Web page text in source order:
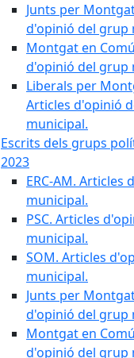
Junts per
d'opinió del grup
Montgat en
d'opinió del grup
Liberals per
Articles d'opinió
municipal.
Escrits dels grups
2023
ERC-AM.
municipal.
PSC. Articles
municipal.
SOM. Articles
municipal.
Junts per
d'opinió del grup
Montgat en
d'opinió del grup